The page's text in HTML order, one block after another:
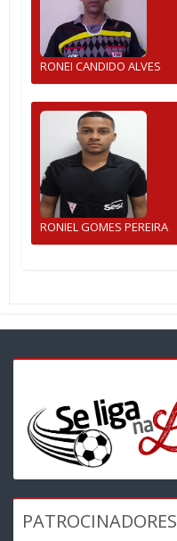
RONEI CANDIDO ALVES
RONIEL GOMES PEREIRA
PATROCINADORES